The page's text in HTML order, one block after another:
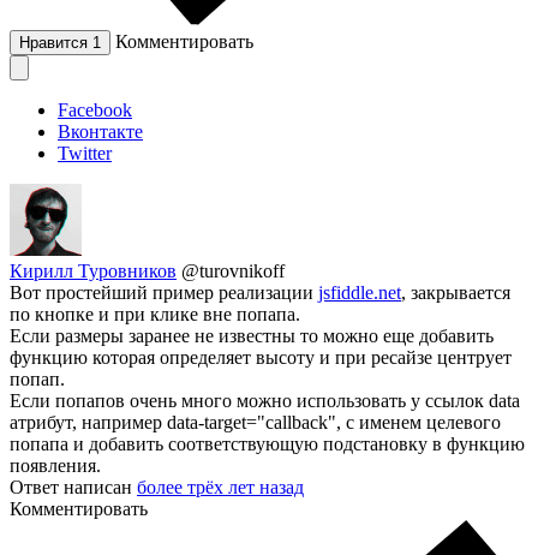
Нравится 1 Комментировать
Facebook
Вконтакте
Twitter
Кирилл Туровников @turovnikoff
Вот простейший пример реализации jsfiddle.net, закрывается
по кнопке и при клике вне попапа.
Если размеры заранее не известны то можно еще добавить
функцию которая определяет высоту и при ресайзе центрует
попап.
Если попапов очень много можно использовать у ссылок data
атрибут, например data-target="callback", c именем целевого
попапа и добавить соответствующую подстановку в функцию
появления.
Ответ написан более трёх лет назад
Комментировать